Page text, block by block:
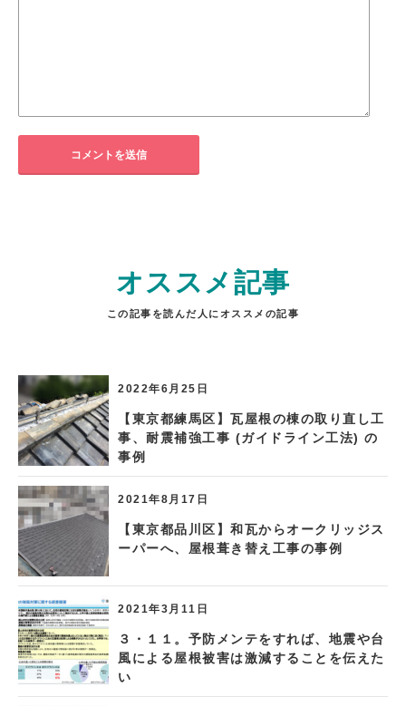
オススメ記事
この記事を読んだ人にオススメの記事
2022年6月25日
【東京都練馬区】瓦屋根の棟の取り直し工
事、耐震補強工事 (ガイドライン工法) の
事例
2021年8月17日
【東京都品川区】和瓦からオークリッジス
ーパーへ、屋根葺き替え工事の事例
2021年3月11日
３・１１。予防メンテをすれば、地震や台
風による屋根被害は激減することを伝えた
い